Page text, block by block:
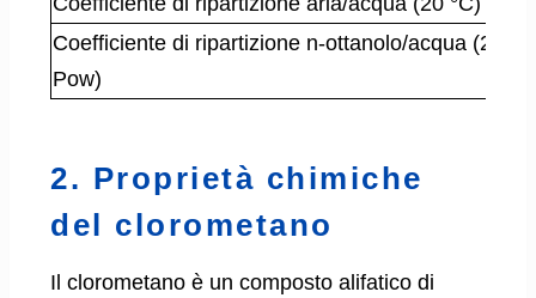
Coefficiente di ripartizione n-ottanolo/acqua (20
Pow)
2. Proprietà chimiche
del clorometano
Il clorometano è un composto alifatico di